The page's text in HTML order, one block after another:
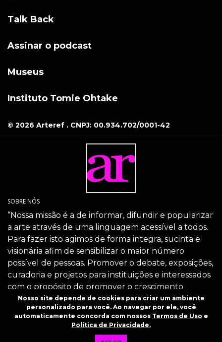
Talk Back
Assinar o podcast
Museus
Instituto Tomie Ohtake
© 2026 Arteref . CNPJ: 00.934.702/0001-42
SOBRE NÓS
“Nossa missão é a de informar, difundir e popularizar
a arte através de uma linguagem acessível a todos.
Para fazer isto agimos de forma integra, sucinta e
visionária afim de sensibilizar o maior número
possível de pessoas. Promover o debate, exposições,
curadoria e projetos para instituições e interessados
com o propósito de promover o crescimento
intelectual da sociedade através da arte.”
SIGA-NOS
Nosso site depende de cookies para criar um ambiente
personalizado para você. Ao navegar por ele, você
automaticamente concorda com nossos Termos de Uso e
Política de Privacidade.